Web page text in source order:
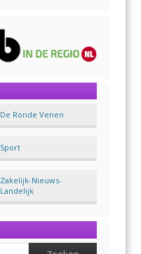
De Ronde Venen
Sport
Zakelijk-Nieuws-
Landelijk